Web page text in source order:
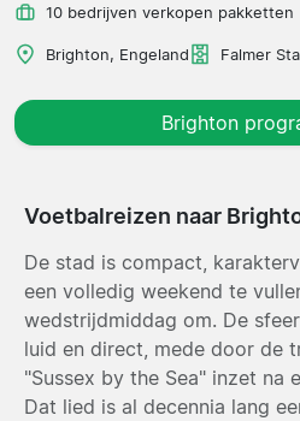
10 bedrijven verkopen pakketten
Brighton, Engeland Falmer
Brighton
Voetbalreizen naar
De stad is compact,
een volledig weekend te
wedstrijdmiddag om. De
luid en direct, mede door de
"Sussex by the Sea" inzet na
Dat lied is al decennia lang